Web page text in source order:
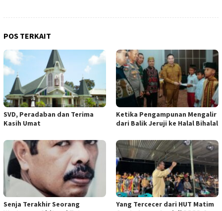
POS TERKAIT
SVD, Peradaban dan Terima
Kasih Umat
Ketika Pengampunan Mengalir
dari Balik Jeruji ke Halal Bihalal
Senja Terakhir Seorang
Yang Tercecer dari HUT Matim